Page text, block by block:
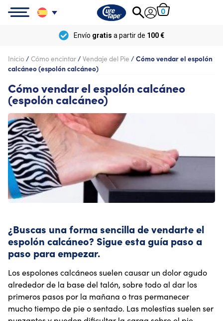
0
Envío gratis a partir de 100 €
Inicio / Cómo encintar/ Vendaje del Pie / Cómo vendar el espolón
calcáneo (espolón calcáneo)
Cómo vendar el espolón calcáneo
(espolón calcáneo)
¿Buscas una forma sencilla de vendarte el
espolón calcáneo? Sigue esta guía paso a
paso para empezar.
Los espolones calcáneos suelen causar un dolor agudo
alrededor de la base del talón, sobre todo al dar los
primeros pasos por la mañana o tras permanecer
mucho tiempo de pie o sentado. Las molestias suelen ser